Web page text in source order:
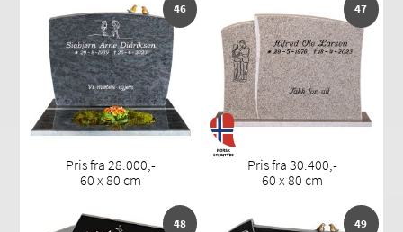
46
Pris fra 28.000,-
60 x 80 cm
47
Pris fra 30.400,-
60 x 80 cm
48 49